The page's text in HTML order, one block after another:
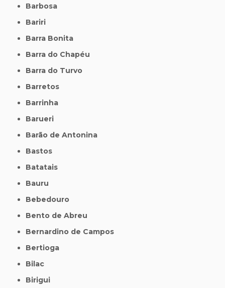
Barbosa
Bariri
Barra Bonita
Barra do Chapéu
Barra do Turvo
Barretos
Barrinha
Barueri
Barão de Antonina
Bastos
Batatais
Bauru
Bebedouro
Bento de Abreu
Bernardino de Campos
Bertioga
Bilac
Birigui